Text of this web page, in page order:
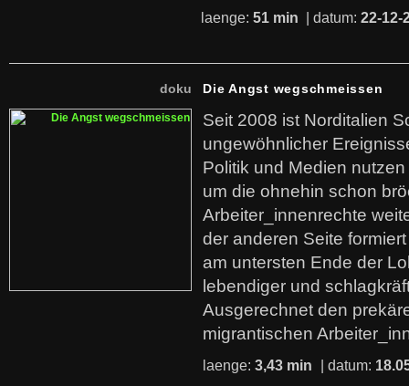
laenge: 51 min | datum: 22-12-
doku Die Angst wegschmeissen
Seit 2008 ist Norditalien
ungewöhnlicher
Politik und Medien
um die ohnehin schon
Arbeiter_innenrechte
der anderen Seite
am untersten Ende der
lebendiger und
Ausgerechnet den
migrantischen
laenge: 3,43 min | datum: